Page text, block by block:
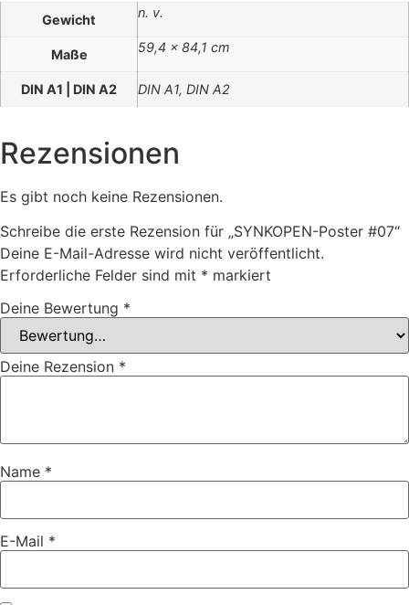
Gewicht n. v.
Maße 59,4 × 84,1 cm
DIN A1 | DIN A2 DIN A1, DIN A2
Rezensionen
Es gibt noch keine Rezensionen.
Schreibe die erste Rezension für „SYNKOPEN-Poster #07“
Deine E-Mail-Adresse wird nicht veröffentlicht.
Erforderliche Felder sind mit * markiert
Deine Bewertung *
Deine Rezension *
Name *
E-Mail *